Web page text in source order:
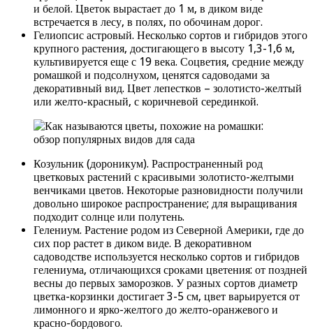
и белой. Цветок вырастает до 1 м, в диком виде
встречается в лесу, в полях, по обочинам дорог.
Гелиопсис астровый. Несколько сортов и гибридов этого
крупного растения, достигающего в высоту 1,3-1,6 м,
культивируется еще с 19 века. Соцветия, средние между
ромашкой и подсолнухом, ценятся садоводами за
декоративный вид. Цвет лепестков – золотисто-желтый
или желто-красный, с коричневой серединкой.
Козульник (дороникум). Распространенный род
цветковых растений с красивыми золотисто-желтыми
венчиками цветов. Некоторые разновидности получили
довольно широкое распространение; для выращивания
подходит солнце или полутень.
Гелениум. Растение родом из Северной Америки, где до
сих пор растет в диком виде. В декоративном
садоводстве используется несколько сортов и гибридов
гелениума, отличающихся сроками цветения: от поздней
весны до первых заморозков. У разных сортов диаметр
цветка-корзинки достигает 3-5 см, цвет варьируется от
лимонного и ярко-желтого до желто-оранжевого и
красно-бордового.